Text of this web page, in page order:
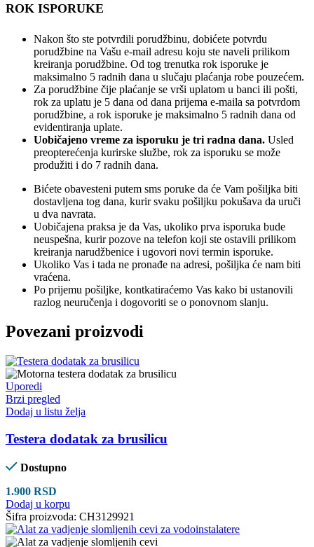
ROK ISPORUKE
Nakon što ste potvrdili porudžbinu, dobićete potvrdu
porudžbine na Vašu e-mail adresu koju ste naveli prilikom
kreiranja porudžbine. Od tog trenutka rok isporuke je
maksimalno 5 radnih dana u slučaju plaćanja robe pouzećem.
Za porudžbine čije plaćanje se vrši uplatom u banci ili pošti,
rok za uplatu je 5 dana od dana prijema e-maila sa potvrdom
porudžbine, a rok isporuke je maksimalno 5 radnih dana od
evidentiranja uplate.
Uobičajeno vreme za isporuku je tri radna dana. Usled
preopterećenja kurirske službe, rok za isporuku se može
produžiti i do 7 radnih dana.
Bićete obavesteni putem sms poruke da će Vam pošiljka biti
dostavljena tog dana, kurir svaku pošiljku pokušava da uruči
u dva navrata.
Uobičajena praksa je da Vas, ukoliko prva isporuka bude
neuspešna, kurir pozove na telefon koji ste ostavili prilikom
kreiranja narudžbenice i ugovori novi termin isporuke.
Ukoliko Vas i tada ne pronađe na adresi, pošiljka će nam biti
vraćena.
Po prijemu pošiljke, kontkatiraćemo Vas kako bi ustanovili
razlog neuručenja i dogovoriti se o ponovnom slanju.
Povezani proizvodi
Uporedi
Brzi pregled
Dodaj u listu želja
Testera dodatak za brusilicu
Dostupno
1.900 RSD
Dodaj u korpu
Šifra proizvoda: CH3129921